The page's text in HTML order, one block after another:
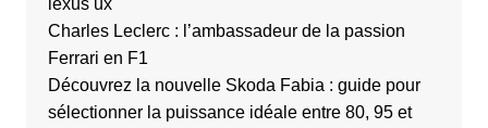
Charles Leclerc : l’ambassadeur de la passion
Ferrari en F1
Découvrez la nouvelle Skoda Fabia : guide pour
sélectionner la puissance idéale entre 80, 95 et